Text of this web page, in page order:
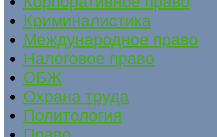
Криминалистика
Международное право
Налоговое право
ОБЖ
Охрана труда
Политология